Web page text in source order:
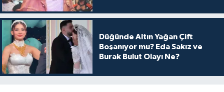
Düğünde Altın Yağan Çift
Boşanıyor mu? Eda Sakız ve
Burak Bulut Olayı Ne?